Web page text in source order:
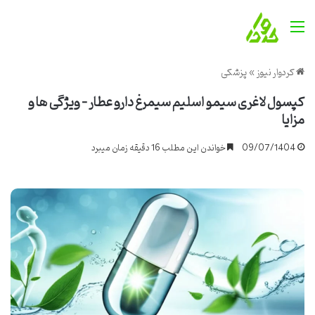
منو
کردوار نیوز»پزشکی
کپسول لاغری سیمو اسلیم سیمرغ دارو عطار – ویژگی ها و
مزایا
09/07/1404 خواندن این مطلب 16 دقیقه زمان میبرد